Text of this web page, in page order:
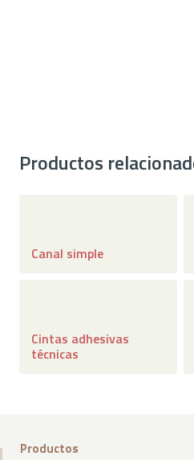
Productos
Canal simple
Cintas adhesivas
técnicas
Productos